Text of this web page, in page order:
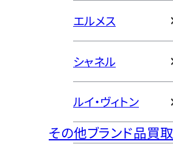
エルメス
シャネル
ルイ・ヴィトン
その他ブランド品買取